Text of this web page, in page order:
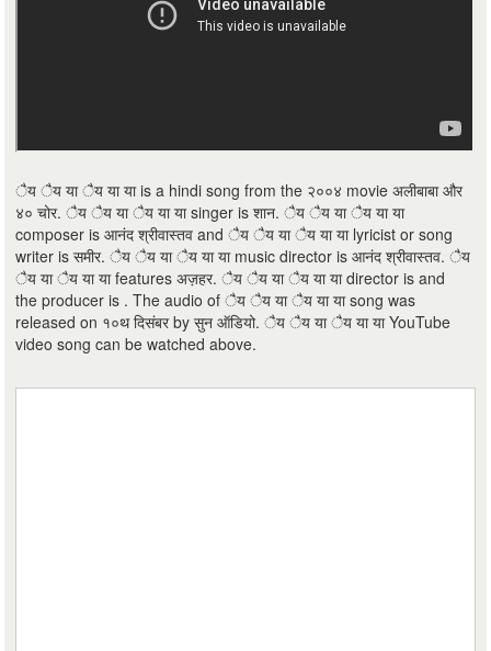
ैय ैय या ैय या या is a hindi song from the २००४ movie अलीबाबा और
४० चोर. ैय ैय या ैय या या singer is शान. ैय ैय या ैय या या
composer is आनंद श्रीवास्तव and ैय ैय या ैय या या lyricist or song
writer is समीर. ैय ैय या ैय या या music director is आनंद श्रीवास्तव. ैय
ैय या ैय या या features अज़हर. ैय ैय या ैय या या director is and
the producer is . The audio of ैय ैय या ैय या या song was
released on १०थ दिसंबर by सुन ऑडियो. ैय ैय या ैय या या YouTube
video song can be watched above.